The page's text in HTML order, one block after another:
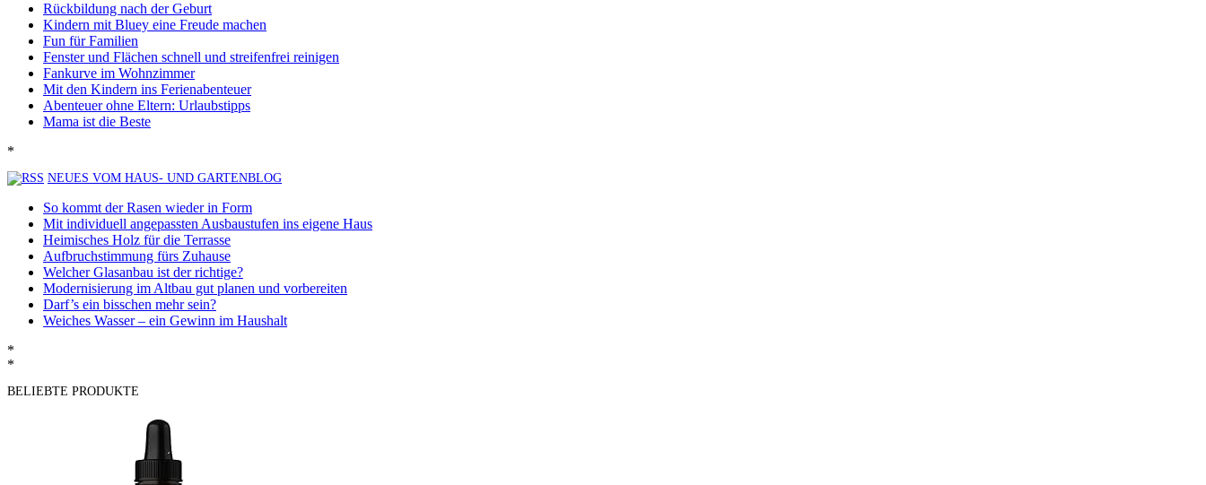
Rückbildung nach der Geburt
Kindern mit Bluey eine Freude machen
Fun für Familien
Fenster und Flächen schnell und streifenfrei reinigen
Fankurve im Wohnzimmer
Mit den Kindern ins Ferienabenteuer
Abenteuer ohne Eltern: Urlaubstipps
Mama ist die Beste
*
NEUES VOM HAUS- UND GARTENBLOG
So kommt der Rasen wieder in Form
Mit individuell angepassten Ausbaustufen ins eigene Haus
Heimisches Holz für die Terrasse
Aufbruchstimmung fürs Zuhause
Welcher Glasanbau ist der richtige?
Modernisierung im Altbau gut planen und vorbereiten
Darf’s ein bisschen mehr sein?
Weiches Wasser – ein Gewinn im Haushalt
*
*
BELIEBTE PRODUKTE